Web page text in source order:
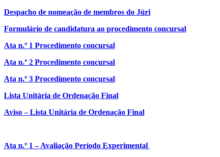
Despacho de nomeação de membros do Júri
Formulário de candidatura ao procedimento concursal
Ata n.º 1 Procedimento concursal
Ata n.º 2 Procedimento concursal
Ata n.º 3 Procedimento concursal
Lista Unitária de Ordenação Final
Aviso – Lista Unitária de Ordenação Final
Ata n.º 1 – Avaliação Período Experimental